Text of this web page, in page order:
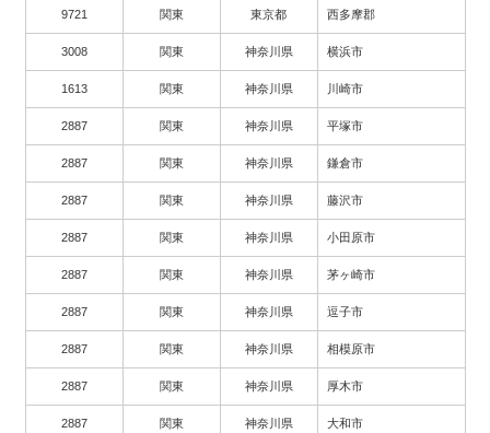
9721 関東 東京都 西多摩郡
3008 関東 神奈川県 横浜市
1613 関東 神奈川県 川崎市
2887 関東 神奈川県 平塚市
2887 関東 神奈川県 鎌倉市
2887 関東 神奈川県 藤沢市
2887 関東 神奈川県 小田原市
2887 関東 神奈川県 茅ヶ崎市
2887 関東 神奈川県 逗子市
2887 関東 神奈川県 相模原市
2887 関東 神奈川県 厚木市
2887 関東 神奈川県 大和市